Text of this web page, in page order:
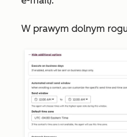
W prawym dolnym